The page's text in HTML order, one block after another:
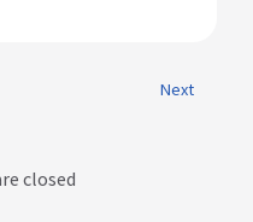
Next
closed